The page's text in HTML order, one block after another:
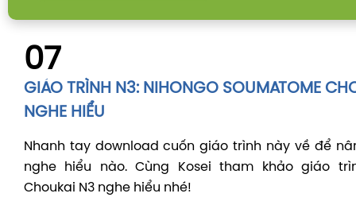
07
GIÁO TRÌNH N3: NIHONGO SOUMATOME
NGHE HIỂU
Nhanh tay download cuốn giáo trình này về để
nghe hiểu nào. Cùng Kosei tham khảo giáo
Choukai N3 nghe hiểu nhé!